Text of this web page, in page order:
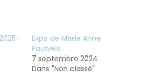
Expo de Marie Anne
Pauwels
7 septembre 2024
Dans "Non classé"